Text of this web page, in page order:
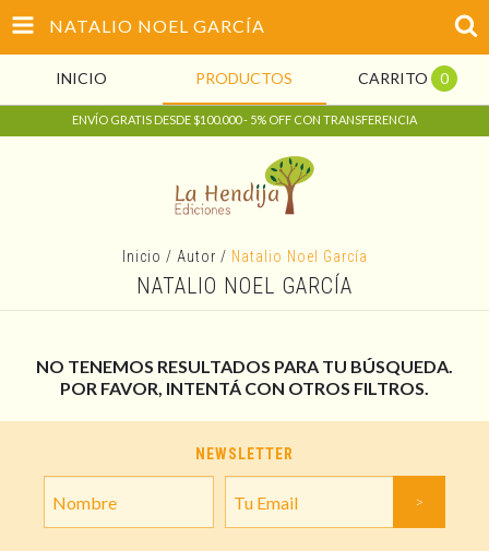
NATALIO NOEL GARCÍA
INICIO PRODUCTOS CARRITO 0
ENVÍO GRATIS DESDE $100.000 - 5% OFF CON TRANSFERENCIA
Inicio / Autor / Natalio Noel García
NATALIO NOEL GARCÍA
NO TENEMOS RESULTADOS PARA TU BÚSQUEDA.
POR FAVOR, INTENTÁ CON OTROS FILTROS.
NEWSLETTER